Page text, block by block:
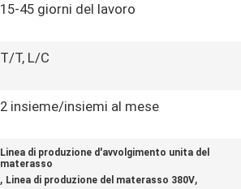
15-45 giorni del lavoro
T/T, L/C
2 insieme/insiemi al mese
Linea di produzione d'avvolgimento unita del
materasso
, Linea di produzione del materasso 380V,